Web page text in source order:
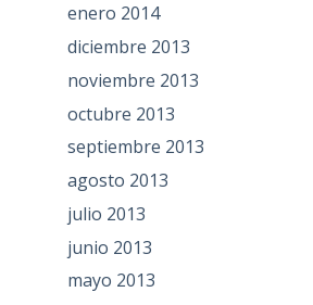
enero 2014
diciembre 2013
noviembre 2013
octubre 2013
septiembre 2013
agosto 2013
julio 2013
junio 2013
mayo 2013